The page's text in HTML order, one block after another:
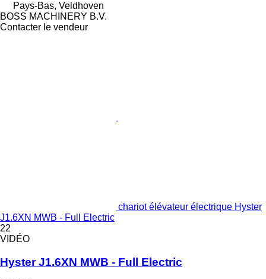
Pays-Bas, Veldhoven
BOSS MACHINERY B.V.
Contacter le vendeur
chariot élévateur électrique Hyster
J1.6XN MWB - Full Electric
22
VIDÉO
Hyster J1.6XN MWB - Full Electric